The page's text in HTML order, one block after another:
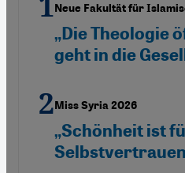
Neue Fakultät für
„Die Theologie
geht in die
Miss Syria 2026
„Schönheit ist